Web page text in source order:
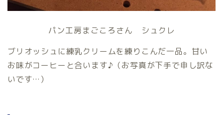
パン工房まごころさん シュクレ
ブリオッシュに練乳クリームを練りこんだ一品。甘い
お味がコーヒーと合います♪（お写真が下手で申し訳な
いです…）